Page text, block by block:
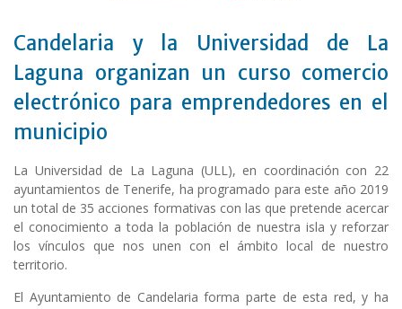
Candelaria y la Universidad de La
Laguna organizan un curso comercio
electrónico para emprendedores en el
municipio
La Universidad de La Laguna (ULL), en coordinación con 22
ayuntamientos de Tenerife, ha programado para este año 2019
un total de 35 acciones formativas con las que pretende acercar
el conocimiento a toda la población de nuestra isla y reforzar
los vínculos que nos unen con el ámbito local de nuestro
territorio.
El Ayuntamiento de Candelaria forma parte de esta red, y ha